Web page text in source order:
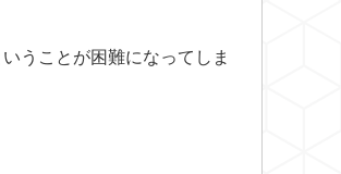
うことが困難になってしま